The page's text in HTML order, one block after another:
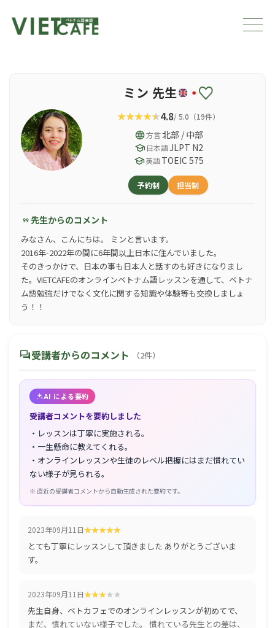
ミン 先生
4.8/ 5.0（19件）
language方言北部 / 中部
school 日本語JLPT N2
school英語 TOEIC 575
予約制 担当制
format_quote先生からのコメント
みなさん、こんにちは。 ミンと言います。
2016年-2022年の間に6年間以上日本に住んでいました。
そのきっかけで、日本の事も日本人と話すのも好きになりまし
た。VIETCAFEのオンラインベトナム語レッスンを通して、ベトナ
ム語勉強だけでなく文化に関する知識や体験等も交換しましょ
う！！
forum受講者からのコメント （2件）
AI による要約
受講者コメントを要約しました
・レッスンは丁寧に実施される。
・一生懸命に教えてくれる。
・オンラインレッスンや生徒のレベル把握にはまだ慣れてい
ない様子が見られる。
※ 直近の受講者コメントから自動生成された要約です。
2023年09月11日
とても丁寧にレッスンして頂きました ありがとうございま
す。
2023年09月11日
先生自身、ベトカフェでのオンラインレッスンが初めてで、
まだ、慣れていない様子でした。 慣れている先生との差は、